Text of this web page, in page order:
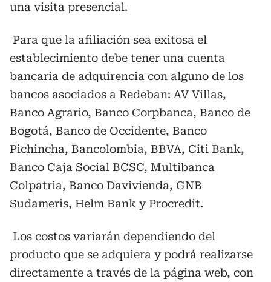
una visita presencial.
Para que la afiliación sea exitosa el
establecimiento debe tener una cuenta
bancaria de adquirencia con alguno de los
bancos asociados a Redeban: AV Villas,
Banco Agrario, Banco Corpbanca, Banco de
Bogotá, Banco de Occidente, Banco
Pichincha, Bancolombia, BBVA, Citi Bank,
Banco Caja Social BCSC, Multibanca
Colpatria, Banco Davivienda, GNB
Sudameris, Helm Bank y Procredit.
Los costos variarán dependiendo del
producto que se adquiera y podrá realizarse
directamente a través de la página web, con